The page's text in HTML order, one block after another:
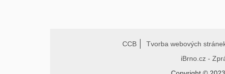
CCB Tvorba webových
iBrno.cz -